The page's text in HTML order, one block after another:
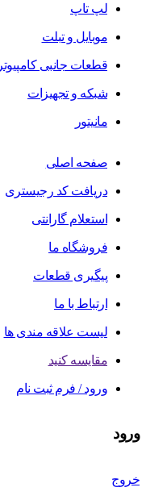
لپ تاپ
موبایل و تبلت
قطعات جانبی کامپیوتر
شبکه و تجهیزات
مانیتور
صفحه اصلی
دریافت کد رجیستری
استعلام گارانتی
فروشگاه ما
پیگیری قطعات
ارتباط با ما
لیست علاقه مندی ها
مقایسه کنید
ورود / فرم ثبت نام
ورود
خروج